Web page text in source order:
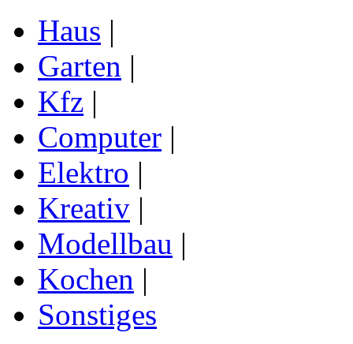
Haus |
Garten |
Kfz |
Computer |
Elektro |
Kreativ |
Modellbau |
Kochen |
Sonstiges